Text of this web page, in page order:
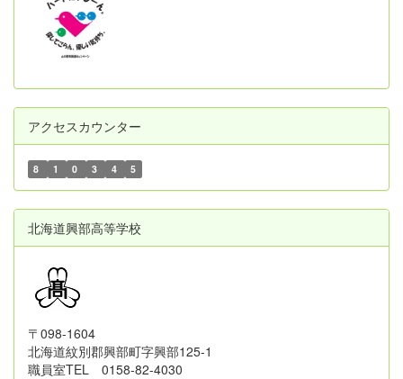
アクセスカウンター
8 1 0 3 4 5
北海道興部高等学校
〒098-1604
北海道紋別郡興部町字興部125-1
職員室TEL 0158-82-4030